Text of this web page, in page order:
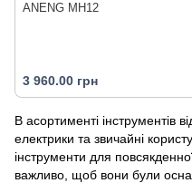
ANENG MH12
3 960.00 грн
В асортименті інструментів
електрики та звичайні
інструменти для
важливо, щоб вони були